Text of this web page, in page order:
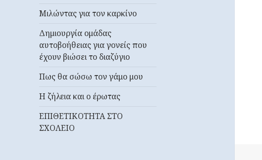
Μιλώντας για τον καρκίνο
Δημιουργία ομάδας
αυτοβοήθειας για γονείς που
έχουν βιώσει το διαζύγιο
Πως θα σώσω τον γάμο μου
Η ζήλεια και ο έρωτας
ΕΠΙΘΕΤΙΚΟΤΗΤΑ ΣΤΟ
ΣΧΟΛΕΙΟ